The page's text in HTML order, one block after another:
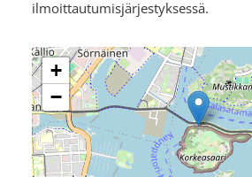
ilmoittautumisjärjestyksessä.
+
−